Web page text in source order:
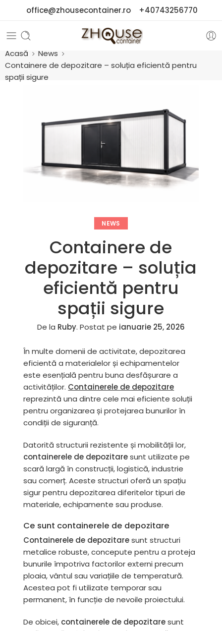
office@zhousecontainer.ro +40743256770
Acasă
News
Containere de depozitare – soluția eficientă pentru
spații sigure
NEWS
Containere de
depozitare – soluția
eficientă pentru
spații sigure
De la Ruby. Postat pe ianuarie 25, 2026
În multe domenii de activitate, depozitarea
eficientă a materialelor și echipamentelor
este esențială pentru buna desfășurare a
activităților. Containerele de depozitare
reprezintă una dintre cele mai eficiente soluții
pentru organizarea și protejarea bunurilor în
condiții de siguranță.
Datorită structurii rezistente și mobilității lor,
containerele de depozitaresunt utilizate pe
scară largă în construcții, logistică, industrie
sau comerț. Aceste structuri oferă un spațiu
sigur pentru depozitarea diferitelor tipuri de
materiale, echipamente sau produse.
Ce sunt containerele de depozitare
Containerele de depozitaresunt structuri
metalice robuste, concepute pentru a proteja
bunurile împotriva factorilor externi precum
ploaia, vântul sau variațiile de temperatură.
Acestea pot fi utilizate temporar sau
permanent, în funcție de nevoile proiectului.
De obicei, containerele de depozitaresunt